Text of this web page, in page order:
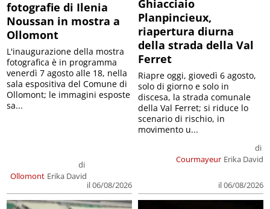
fotografie di Ilenia
Noussan in mostra a
Ollomont
Ollomont
di
Erika David
il 06/08/2026
L'inaugurazione della mostra
fotografica è in programma
venerdì 7 agosto alle 18, nella
sala espositiva del Comune di
Ollomont; le immagini esposte
sa...
Ghiacciaio
Planpincieux,
riapertura diurna
della strada della Val
Ferret
Courmayeur
di
Erika David
il 06/08/2026
Riapre oggi, giovedì 6 agosto,
solo di giorno e solo in
discesa, la strada comunale
della Val Ferret; si riduce lo
scenario di rischio, in
movimento u...